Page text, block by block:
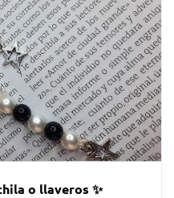
o llaveros ✨